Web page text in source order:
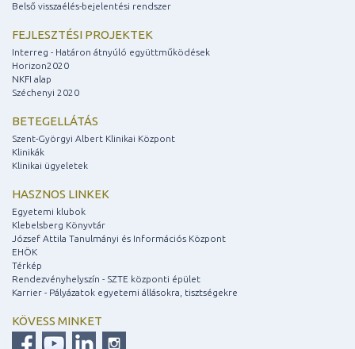
Belső visszaélés-bejelentési rendszer
FEJLESZTÉSI PROJEKTEK
Interreg - Határon átnyúló együttműködések
Horizon2020
NKFI alap
Széchenyi 2020
BETEGELLÁTÁS
Szent-Györgyi Albert Klinikai Központ
Klinikák
Klinikai ügyeletek
HASZNOS LINKEK
Egyetemi klubok
Klebelsberg Könyvtár
József Attila Tanulmányi és Információs Központ
EHÖK
Térkép
Rendezvényhelyszín - SZTE központi épület
Karrier - Pályázatok egyetemi állásokra, tisztségekre
KÖVESS MINKET